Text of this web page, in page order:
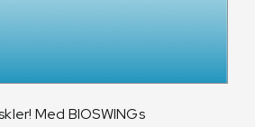
Med BIOSWINGs